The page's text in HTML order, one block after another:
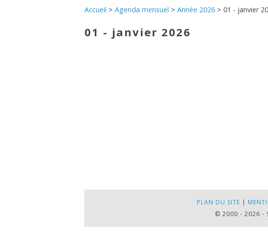
Accueil > Agenda mensuel > Année 2026 > 01 - janvier
01 - janvier 2026
PLAN DU SITE |
© 2000 - 2026 -